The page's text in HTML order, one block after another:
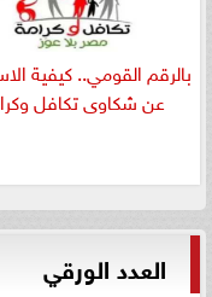
بالرقم القومي.. كيفية
عن شكاوى تكافل
العدد الورقي